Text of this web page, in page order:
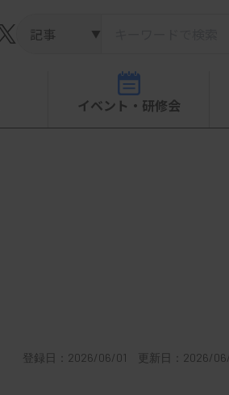
▼
イベント・研修会
登録日：2026/06/01 更新日：2026/